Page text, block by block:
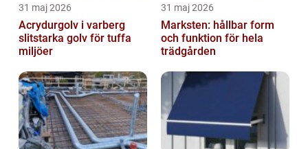
31 maj 2026
Acrydurgolv i varberg
slitstarka golv för tuffa
miljöer
31 maj 2026
Marksten: hållbar form
och funktion för hela
trädgården